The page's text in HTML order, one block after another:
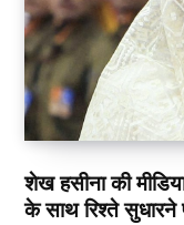
शेख हसीना की
के साथ रिश्ते सुधारने